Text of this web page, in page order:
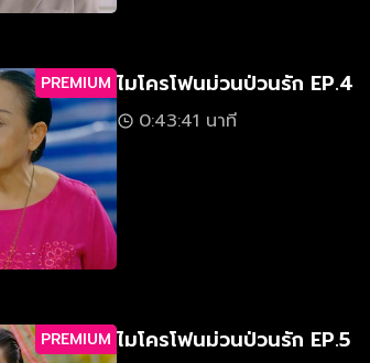
PREMIUM ไมโครโฟนม่วนป่วนรัก EP.4
0:43:41 นาที
PREMIUM ไมโครโฟนม่วนป่วนรัก EP.5